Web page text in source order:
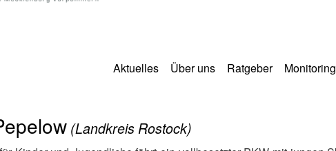
Aktuelles Über uns Ratgeber Monitoring
(Landkreis Rostock)